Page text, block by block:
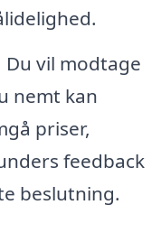
Du vil modtage
nemt kan
priser,
feedback
beslutning.